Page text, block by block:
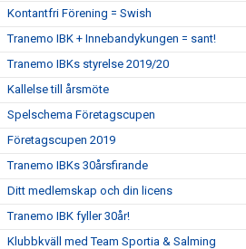
Kontantfri Förening = Swish
Tranemo IBK + Innebandykungen = sant!
Tranemo IBKs styrelse 2019/20
Kallelse till årsmöte
Spelschema Företagscupen
Företagscupen 2019
Tranemo IBKs 30årsfirande
Ditt medlemskap och din licens
Tranemo IBK fyller 30år!
Klubbkväll med Team Sportia & Salming